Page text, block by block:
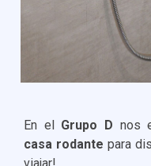
En el Grupo D nos
casa rodante para